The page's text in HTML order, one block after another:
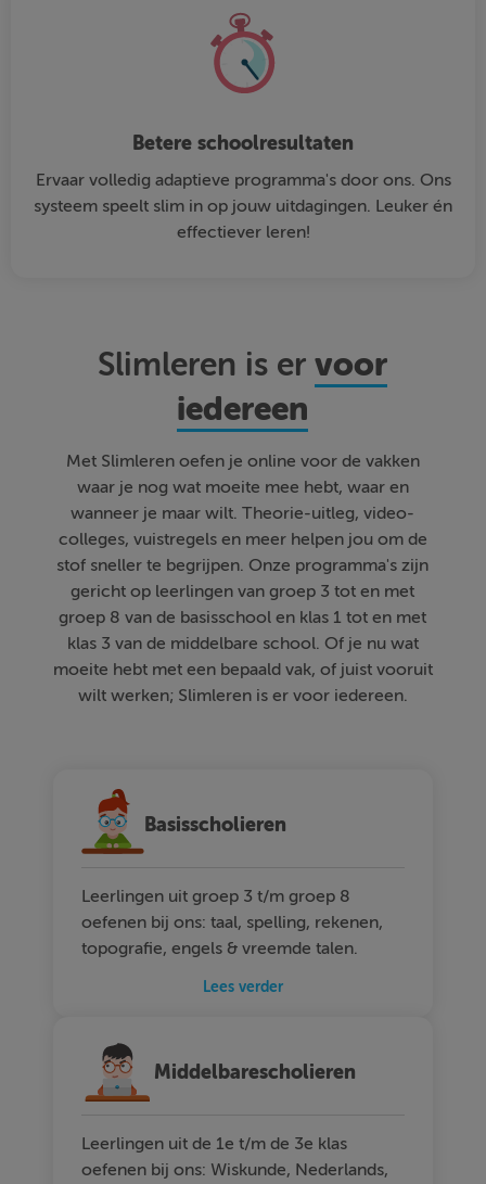
Betere schoolresultaten
Ervaar volledig adaptieve programma's door ons. Ons
systeem speelt slim in op jouw uitdagingen. Leuker én
effectiever leren!
Slimleren is ervoor
iedereen
Met Slimleren oefen je online voor de vakken
waar je nog wat moeite mee hebt, waar en
wanneer je maar wilt. Theorie-uitleg, video-
colleges, vuistregels en meer helpen jou om de
stof sneller te begrijpen. Onze programma's zijn
gericht op leerlingen van groep 3 tot en met
groep 8 van de basisschool en klas 1 tot en met
klas 3 van de middelbare school. Of je nu wat
moeite hebt met een bepaald vak, of juist vooruit
wilt werken; Slimleren is er voor iedereen.
Basisscholieren
Leerlingen uit groep 3 t/m groep 8
oefenen bij ons: taal, spelling, rekenen,
topografie, engels & vreemde talen.
Lees verder
Middelbarescholieren
Leerlingen uit de 1e t/m de 3e klas
oefenen bij ons: Wiskunde, Nederlands,